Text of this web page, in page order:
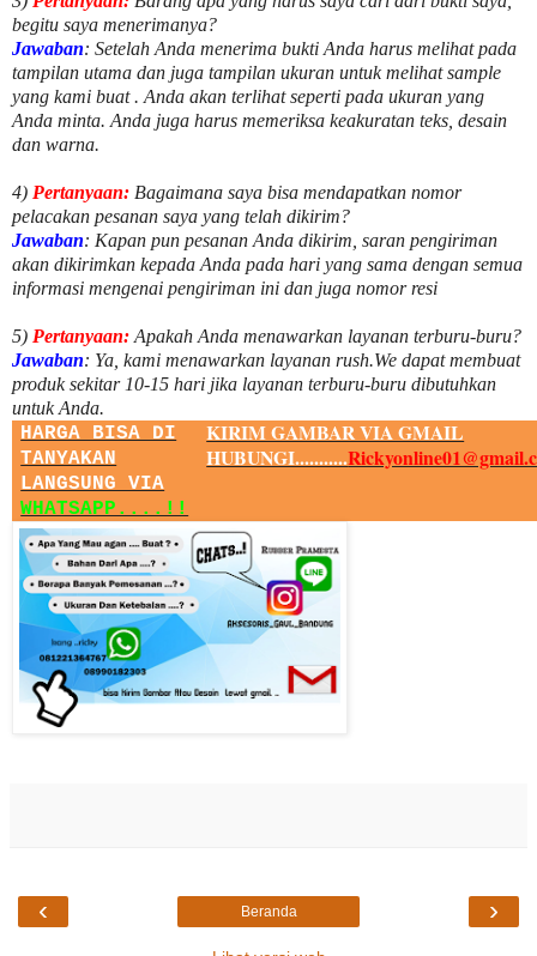
begitu saya menerimanya?
Jawaban: Setelah Anda menerima bukti Anda harus melihat pada
tampilan utama dan juga tampilan ukuran untuk melihatsample
yang kami buat . Anda akan terlihat seperti pada ukuran yang
Anda minta. Anda juga harus memeriksa keakuratan teks, desain
dan warna.
4) Pertanyaan: Bagaimana saya bisa mendapatkan nomor
pelacakan pesanan saya yang telah dikirim?
Jawaban: Kapan pun pesanan Anda dikirim, saran pengiriman
akan dikirimkan kepada Anda pada hari yang sama dengan semua
informasi mengenai pengiriman ini dan juga nomorresi
5) Pertanyaan: Apakah Anda menawarkan layanan terburu-buru?
Jawaban: Ya, kami menawarkan layanan rush.We dapat membuat
produk sekitar 10-15 hari jika layanan terburu-buru dibutuhkan
untuk Anda.
HARGA BISA DI
TANYAKAN
LANGSUNG VIA
WHATSAPP....!!
KIRIM GAMBAR VIA GMAIL
HUBUNGI...........
‹ ›
Beranda